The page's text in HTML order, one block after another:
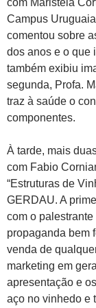
Campus
comentou sobre
dos anos e o que
também exibiu
segunda, Profa.
traz à saúde o
componentes.
À tarde, mais
com Fabio
“Estruturas de
GERDAU. A
com o
propaganda bem
venda de
marketing em
apresentação e
aço no vinhedo e